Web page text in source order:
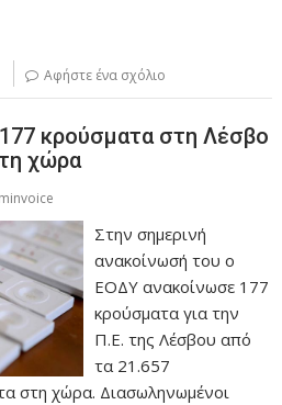
Αφήστε ένα σχόλιο
κρούσματα στη Λέσβο
χώρα
Στην σημερινή
ανακοίνωσή του ο
ΕΟΔΥ ανακοίνωσε 177
κρούσματα για την
Π.Ε. της Λέσβου από
τα 21.657
στη χώρα. Διασωληνωμένοι